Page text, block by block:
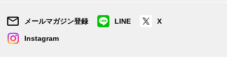
メールマガジン登録 LINE X
Instagram